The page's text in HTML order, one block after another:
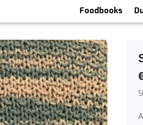
Foodbooks